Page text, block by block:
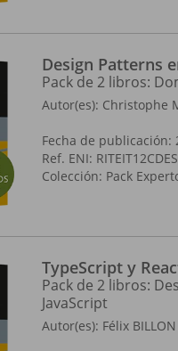
Design Patterns
Pack de 2 libros:
Autor(es): Christophe
Fecha de publicación:
Ref. ENI: RITEIT12CDES
Colección: Pack
TypeScript y
Pack de 2 libros:
JavaScript
Autor(es): Félix BILLON